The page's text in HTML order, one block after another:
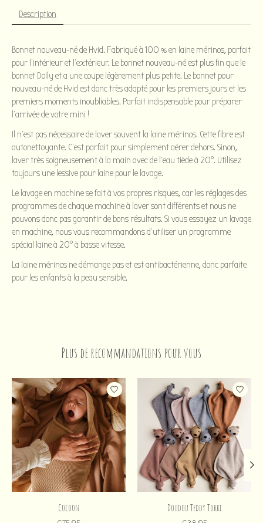
Description
Bonnet nouveau-né de Hvid. Fabriqué à 100 % en laine mérinos, parfait
pour l'intérieur et l'extérieur. Le bonnet nouveau-né est plus fin que le
bonnet Dolly et a une coupe légèrement plus petite. Le bonnet pour
nouveau-né de Hvid est donc très adapté pour les premiers jours et les
premiers moments inoubliables. Parfait indispensable pour préparer
l'arrivée de votre mini !
Il n’est pas nécessaire de laver souvent la laine mérinos. Cette fibre est
autonettoyante. C'est parfait pour simplement aérer dehors. Sinon,
laver très soigneusement à la main avec de l'eau tiède à 20°. Utilisez
toujours une lessive pour laine pour le lavage.
Le lavage en machine se fait à vos propres risques, car les réglages des
programmes de chaque machine à laver sont différents et nous ne
pouvons donc pas garantir de bons résultats. Si vous essayez un lavage
en machine, nous vous recommandons d'utiliser un programme
spécial laine à 20° à basse vitesse.
La laine mérinos ne démange pas et est antibactérienne, donc parfaite
pour les enfants à la peau sensible.
Plus de recommandations pour vous
Articles du carrousel de produits
Cocoon Doudou Teddy Tokki